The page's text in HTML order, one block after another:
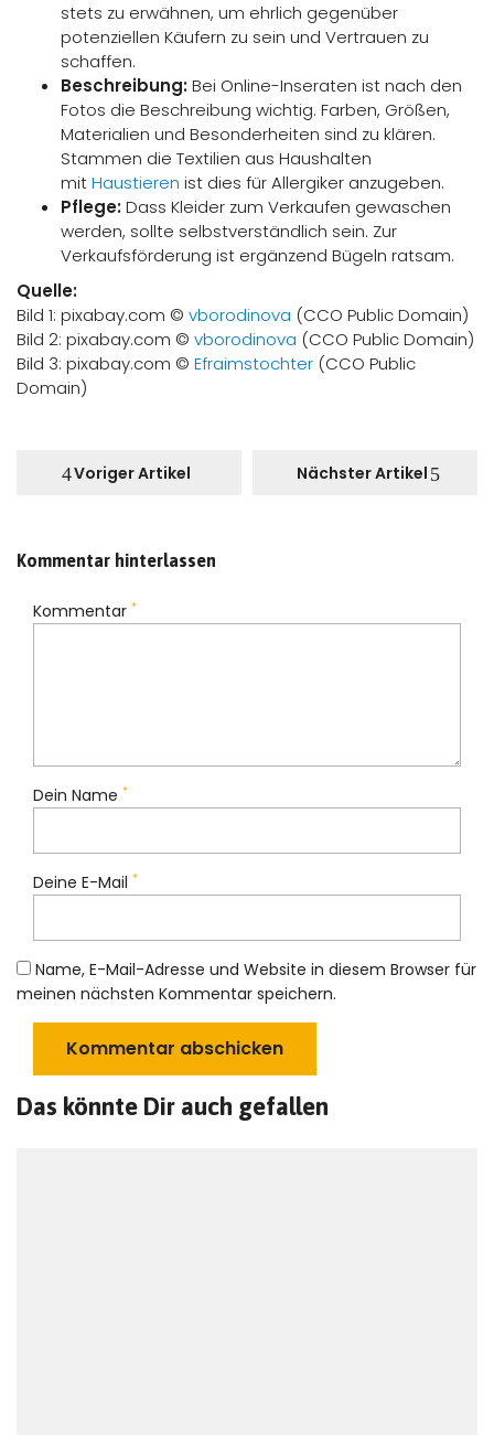
stets zu erwähnen, um ehrlich gegenüber
potenziellen Käufern zu sein und Vertrauen zu
schaffen.
Beschreibung:Bei Online-Inseraten ist nach den
Fotos die Beschreibung wichtig. Farben, Größen,
Materialien und Besonderheiten sind zu klären.
Stammen die Textilien aus Haushalten
mitHaustieren ist dies für Allergiker anzugeben.
Pflege:Dass Kleider zum Verkaufen gewaschen
werden, sollte selbstverständlich sein. Zur
Verkaufsförderung ist ergänzend Bügeln ratsam.
Quelle:
Bild 1: pixabay.com © vborodinova (CCO Public Domain)
Bild 2: pixabay.com © vborodinova (CCO Public Domain)
Bild 3: pixabay.com © Efraimstochter (CCO Public
Domain)
Voriger Artikel Nächster Artikel
Kommentar hinterlassen
Kommentar *
Dein Name *
Deine E-Mail *
Name, E-Mail-Adresse und Website in diesem Browser für
meinen nächsten Kommentar speichern.
Das könnte Dir auch gefallen